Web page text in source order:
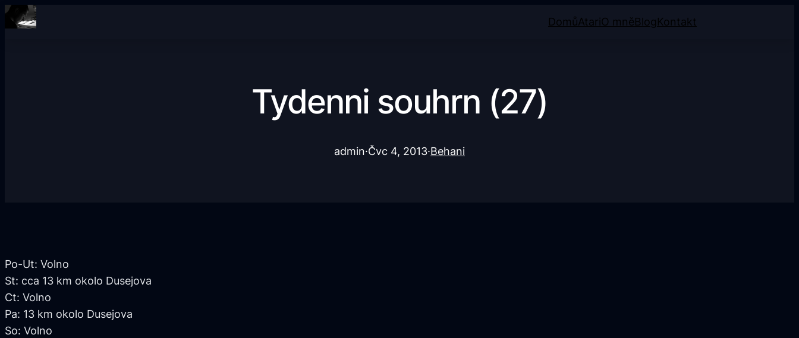
DomůAtariO mněBlogKontakt
Tydenni souhrn (27)
admin·Čvc 4, 2013·Behani
Po-Ut: Volno
St: cca 13 km okolo Dusejova
Ct: Volno
Pa: 13 km okolo Dusejova
So: Volno